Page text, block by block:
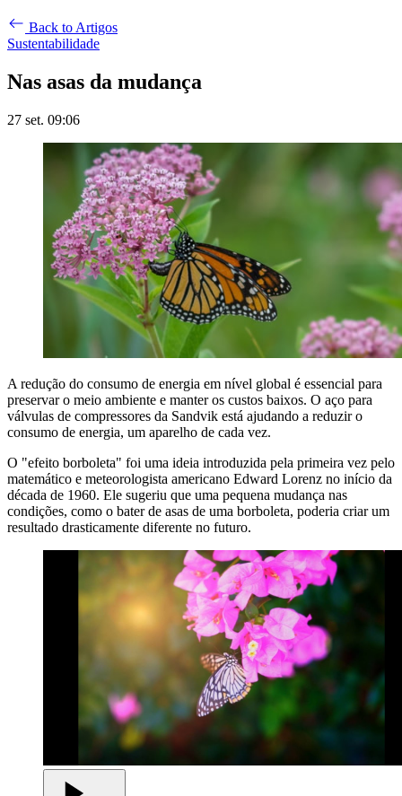
Back to Artigos
Sustentabilidade
Nas asas da mudança
27 set. 09:06
A redução do consumo de energia em nível global é essencial para
preservar o meio ambiente e manter os custos baixos. O aço para
válvulas de compressores da Sandvik está ajudando a reduzir o
consumo de energia, um aparelho de cada vez.
O "efeito borboleta" foi uma ideia introduzida pela primeira vez pelo
matemático e meteorologista americano Edward Lorenz no início da
década de 1960. Ele sugeriu que uma pequena mudança nas
condições, como o bater de asas de uma borboleta, poderia criar um
resultado drasticamente diferente no futuro.